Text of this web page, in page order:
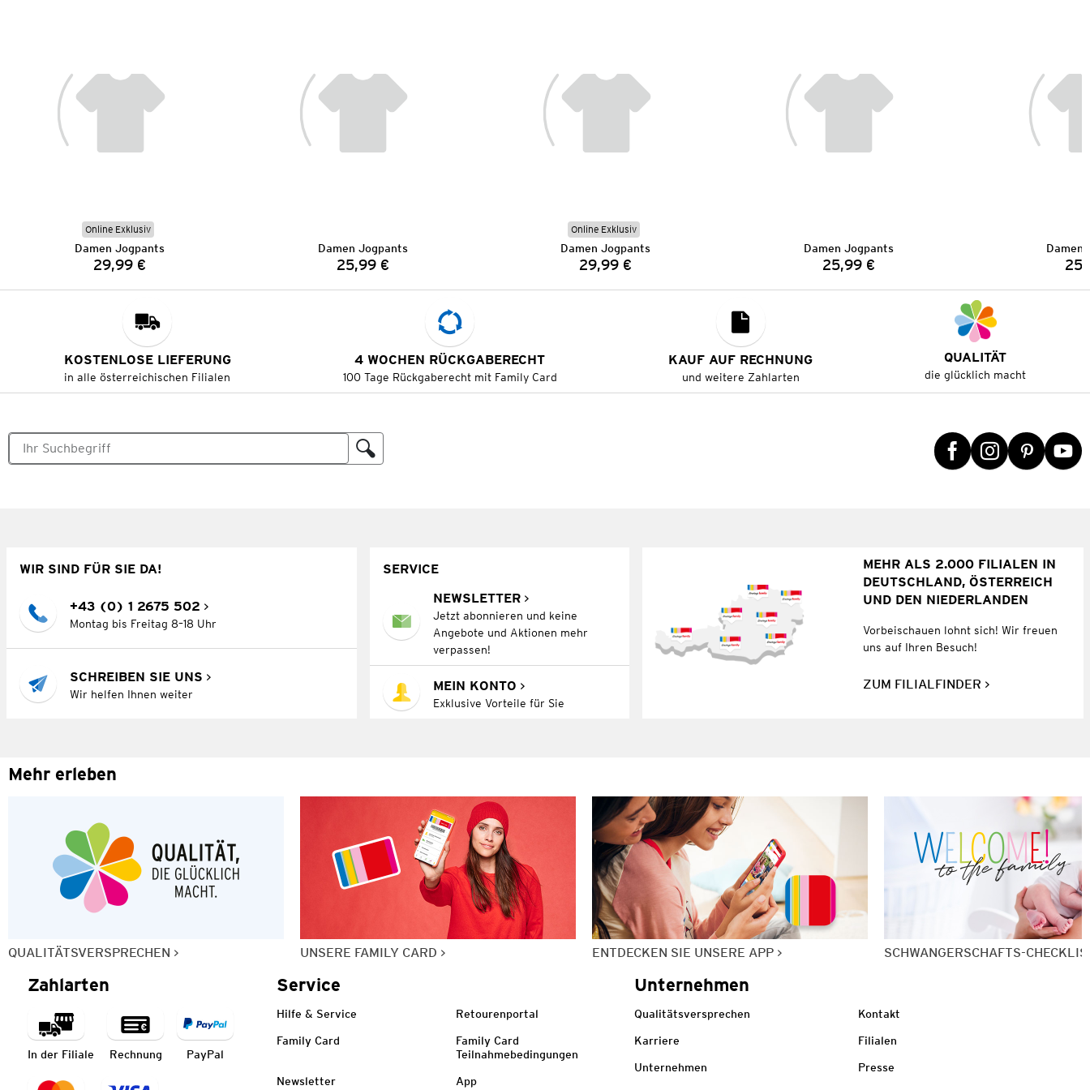
Online Exklusiv
Damen Jogpants
Preis:
29,99 €
Damen Jogpants
Preis:
25,99 €
Online Exklusiv
Damen Jogpants
Preis:
29,99 €
Damen Jogpants
Preis:
25,99 €
Damen
KOSTENLOSE LIEFERUNG
in alle österreichischen Filialen
4 WOCHEN RÜCKGABERECHT
100 Tage Rückgaberecht mit Family Card
KAUF AUF RECHNUNG
und weitere Zahlarten
QUALITÄT
die glücklich macht
WIR SIND FÜR SIE DA!
+43 (0) 1 2675 502
Montag bis Freitag 8–18 Uhr
SCHREIBEN SIE UNS
Wir helfen Ihnen weiter
SERVICE
NEWSLETTER
Jetzt abonnieren und keine
Angebote und Aktionen mehr
verpassen!
MEIN KONTO
Exklusive Vorteile für Sie
MEHR ALS 2.000 FILIALEN IN
DEUTSCHLAND, ÖSTERREICH
UND DEN NIEDERLANDEN
Vorbeischauen lohnt sich! Wir freuen
uns auf Ihren Besuch!
ZUM FILIALFINDER
Mehr erleben
QUALITÄTSVERSPRECHEN UNSERE FAMILY CARD ENTDECKEN SIE UNSERE APP SCHWANGERSCHAFTS-
Zahlarten
In der Filiale Rechnung PayPal
Service
Hilfe & Service Retourenportal
Family Card
Family Card
Teilnahmebedingungen
Newsletter App
Unternehmen
Qualitätsversprechen Kontakt
Karriere Filialen
Unternehmen Presse